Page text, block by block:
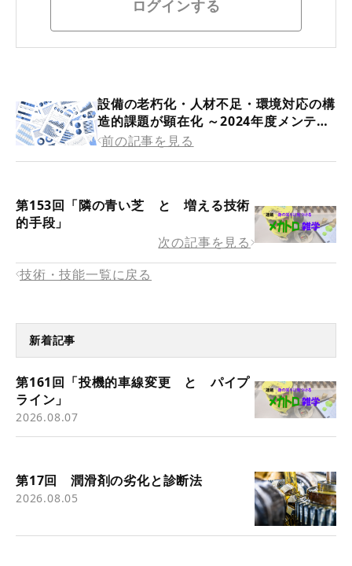
ログインする
設備の老朽化・人材不足・環境対応の構
造的課題が顕在化 ～2024年度メンテナ
ンス実態調査より（1/3）
前の記事を見る
第153回「隣の青い芝 と 増える技術
的手段」
次の記事を見る
技術・技能一覧に戻る
新着記事
第161回「投機的車線変更 と パイプ
ライン」
2026.08.07
第17回 潤滑剤の劣化と診断法
2026.08.05